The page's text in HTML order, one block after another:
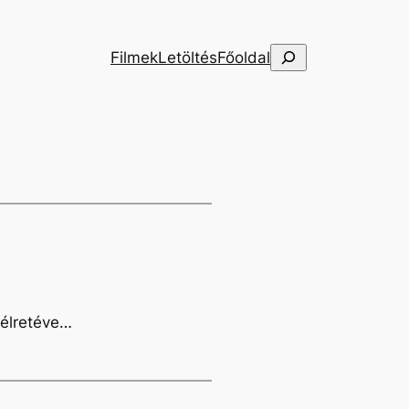
FilmekLetöltésFőoldal Keresés